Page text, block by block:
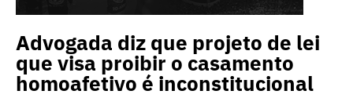
Advogada diz que projeto de lei
que visa proibir o casamento
homoafetivo é inconstitucional